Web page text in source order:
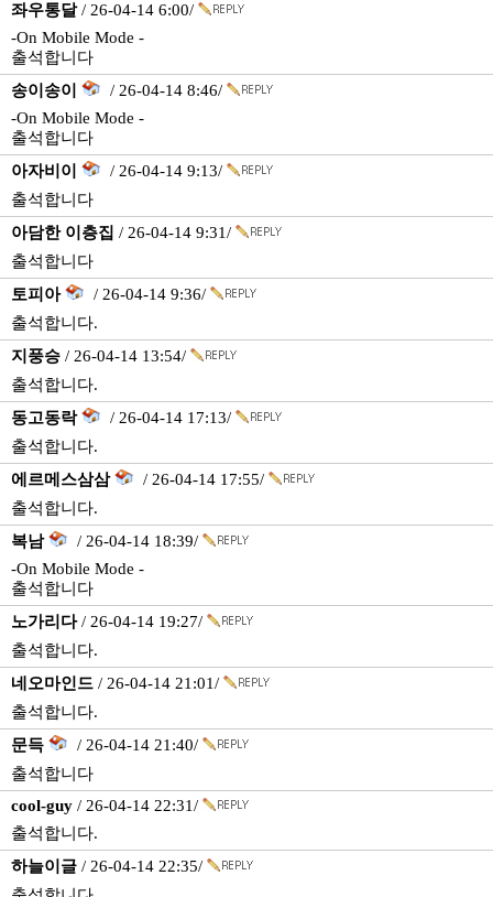
좌우통달/ 26-04-14 6:00/
-On Mobile Mode -
출석합니다
송이송이
/ 26-04-14 8:46/
-On Mobile Mode -
출석합니다
아자비이
/ 26-04-14 9:13/
출석합니다
아담한 이층집 / 26-04-14 9:31/
출석합니다
토피아
/ 26-04-14 9:36/
출석합니다.
지풍승 / 26-04-14 13:54/
출석합니다.
동고동락
/ 26-04-14 17:13/
출석합니다.
에르메스삼삼
/ 26-04-14 17:55/
출석합니다.
복남
/ 26-04-14 18:39/
-On Mobile Mode -
출석합니다
노가리다/ 26-04-14 19:27/
출석합니다.
네오마인드 / 26-04-14 21:01/
출석합니다.
문득
/ 26-04-14 21:40/
출석합니다
cool-guy / 26-04-14 22:31/
출석합니다.
하늘이글 / 26-04-14 22:35/